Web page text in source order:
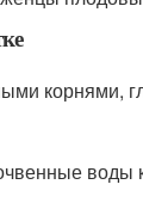
корнями,